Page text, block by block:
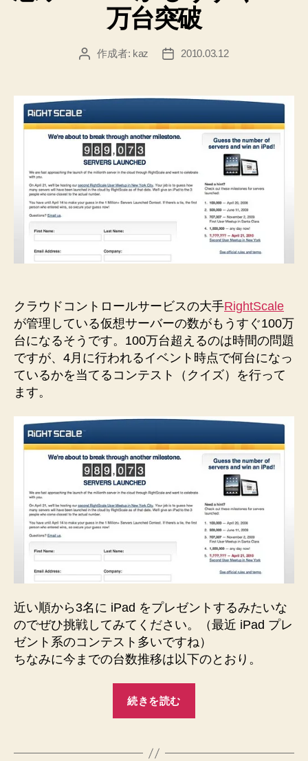
万台突破
投
作成者: kaz
投
2010.03.12
クラウドコントロールサービスの大手RightScale
が管理している仮想サーバーの数がもうすぐ100万
台になるそうです。100万台超えるのは時間の問題
ですが、4月に行われるイベント時点で何台になっ
ているかを当てるコンテスト（クイズ）を行って
ます。
近い順から3名に iPad をプレゼントするみたいな
のでぜひ挑戦してみてください。（最近 iPad プレ
ゼント系のコンテスト多いですね）
ちなみに今までの台数推移は以下のとおり。
続きを読む